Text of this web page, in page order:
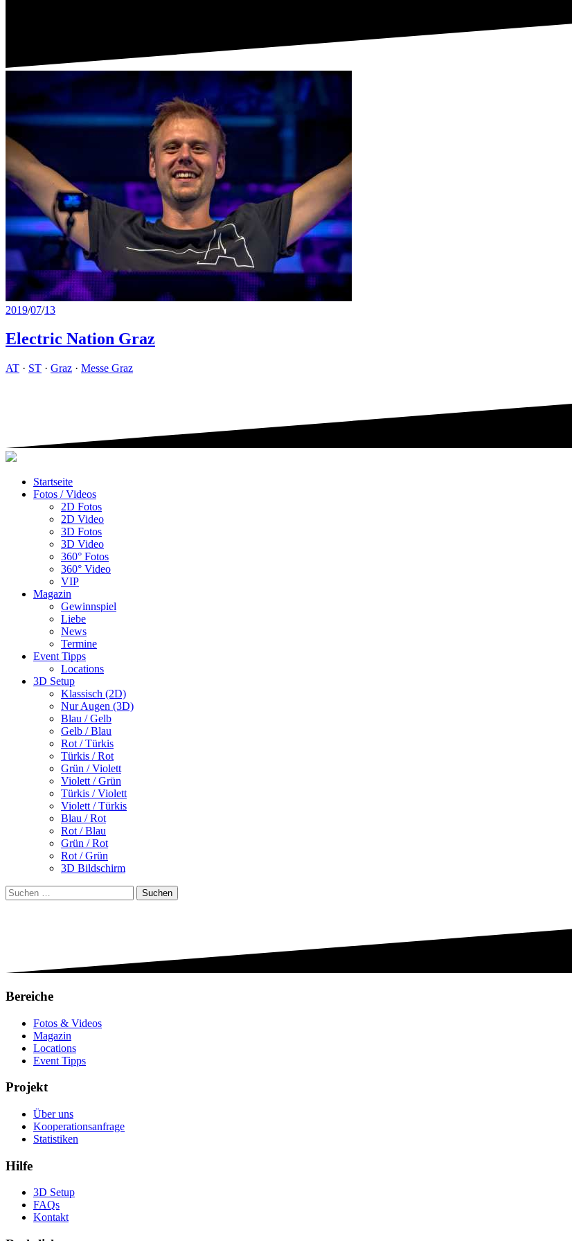
2019/07/13
Electric Nation Graz
AT · ST · Graz · Messe Graz
Startseite
Fotos / Videos
2D Fotos
2D Video
3D Fotos
3D Video
360° Fotos
360° Video
VIP
Magazin
Gewinnspiel
Liebe
News
Termine
Event Tipps
Locations
3D Setup
Klassisch (2D)
Nur Augen (3D)
Blau / Gelb
Gelb / Blau
Rot / Türkis
Türkis / Rot
Grün / Violett
Violett / Grün
Türkis / Violett
Violett / Türkis
Blau / Rot
Rot / Blau
Grün / Rot
Rot / Grün
3D Bildschirm
Suchen
nach:
Bereiche
Fotos & Videos
Magazin
Locations
Event Tipps
Projekt
Über uns
Kooperationsanfrage
Statistiken
Hilfe
3D Setup
FAQs
Kontakt